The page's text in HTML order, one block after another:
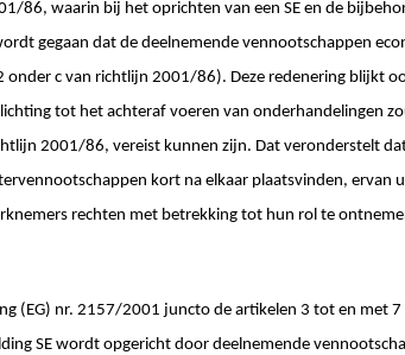
86, waarin bij het oprichten van een SE en de
gegaan dat de deelnemende vennootschappen
c van richtlijn 2001/86). Deze redenering blijkt
tot het achteraf voeren van onderhandelingen
2001/86, vereist kunnen zijn. Dat veronderstelt
kort na elkaar plaatsvinden, ervan
rechten met betrekking tot hun rol te
(EG) nr. 2157/2001 juncto de artikelen 3 tot en met
SE wordt opgericht door deelnemende